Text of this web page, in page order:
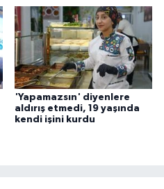
'Yapamazsın' diyenlere
aldırış etmedi, 19 yaşında
kendi işini kurdu